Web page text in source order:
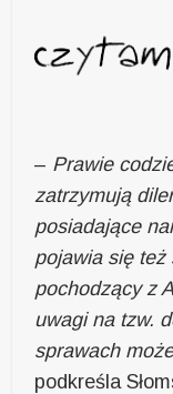
– Prawie
zatrzymują
posiadające
pojawia się też
pochodzący z
uwagi na tzw.
sprawach
podkreśla